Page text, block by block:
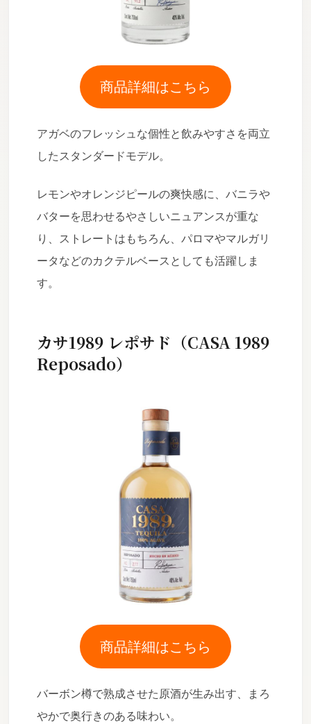
商品詳細はこちら
アガベのフレッシュな個性と飲みやすさを両立
したスタンダードモデル。
レモンやオレンジピールの爽快感に、バニラや
バターを思わせるやさしいニュアンスが重な
り、ストレートはもちろん、パロマやマルガリ
ータなどのカクテルベースとしても活躍しま
す。
カサ1989 レポサド（CASA 1989
Reposado）
商品詳細はこちら
バーボン樽で熟成させた原酒が生み出す、まろ
やかで奥行きのある味わい。